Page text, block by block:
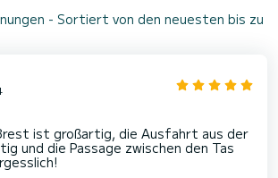
- Sortiert von den neuesten bis zu
ist großartig, die Ausfahrt aus der
und die Passage zwischen den Tas